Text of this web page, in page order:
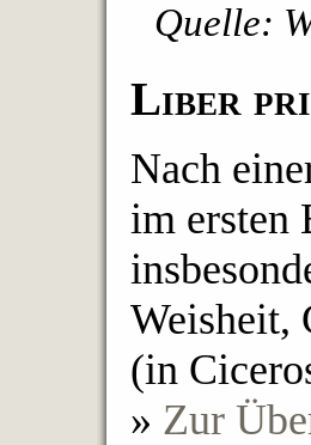
Quelle:
Liber
Nach
im ersten
Weisheit,
(in
» Zur